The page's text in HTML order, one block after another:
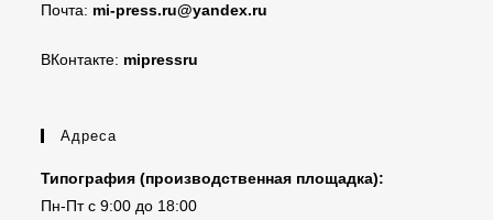
Почта: mi-press.ru@yandex.ru
ВКонтакте: mipressru
Адреса
Типография (производственная площадка):
Пн-Пт с 9:00 до 18:00